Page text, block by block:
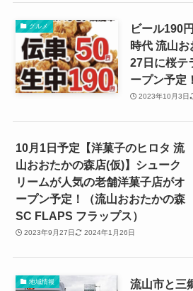
グルメ
ビール190
時代 流山お
27日に桜テ
ープン予定
2023年10月3日
10月1日予定【洋菓子のヒロタ 流
山おおたかの森店(仮)】シューク
リームが人気の老舗洋菓子店がオ
ープン予定！（流山おおたかの森
SC FLAPS フラップス）
2023年9月27日 2024年1月26日
地域情報
流山市と三